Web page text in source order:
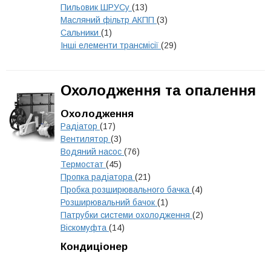
Пильовик ШРУСу (13)
Масляний фільтр АКПП (3)
Сальники (1)
Інші елементи трансмісії (29)
Охолодження та опалення
Охолодження
Радіатор (17)
Вентилятор (3)
Водяний насос (76)
Термостат (45)
Пропка радіатора (21)
Пробка розширювального бачка (4)
Розширювальний бачок (1)
Патрубки системи охолодження (2)
Віскомуфта (14)
Кондиціонер